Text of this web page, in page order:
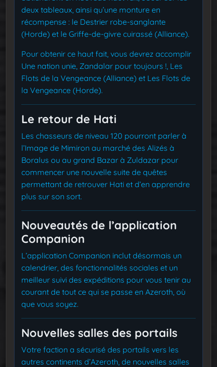
deux tableaux, ainsi qu’une monture en
récompense : le Destrier robe-sanglante
(Horde) et le Griffe-de-givre cuirassé (Alliance).
Pour obtenir ce haut fait, vous devrez accomplir
Une nation unie, Zandalar pour toujours !, Les
Flots de la Vengeance (Alliance) et Les Flots de
la Vengeance (Horde).
Le retour de Hati
Les chasseurs de niveau 120 pourront parler à
l’Image de Mimiron au marché des Alizés à
Boralus ou au grand Bazar à Zuldazar pour
commencer une nouvelle suite de quêtes
permettant de retrouver Hati et d’en apprendre
plus sur son sort.
Nouveautés de l’application
Companion
L’application Companion inclut désormais un
calendrier, des fonctionnalités sociales et un
meilleur suivi des expéditions pour vous tenir au
courant de tout ce qui se passe en Azeroth, où
que vous soyez.
Nouvelles salles des portails
Votre faction a sécurisé des portails vers les
autres continents d’Azeroth, de nouvelles salles